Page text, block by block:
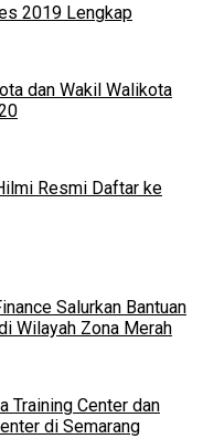
2019 Lengkap
dan Wakil Walikota
Resmi Daftar ke
Salurkan Bantuan
Wilayah Zona Merah
Training Center dan
di Semarang